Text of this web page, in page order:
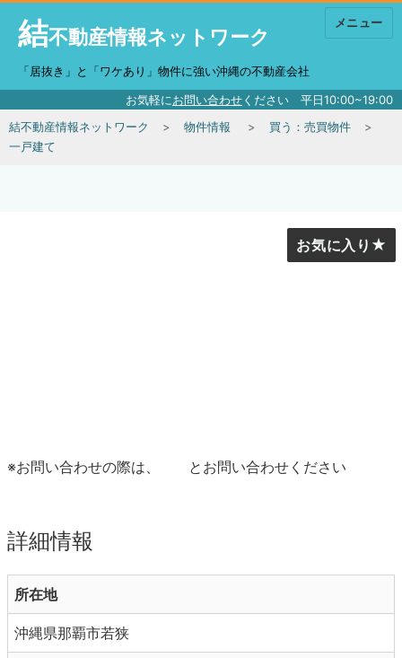
結不動産情報ネットワーク
「居抜き」と「ワケあり」物件に強い沖縄の不動産会社
お気軽にお問い合わせください 平日10:00~19:00
メニュー
結不動産情報ネットワーク 物件情報
買う：売買物件
一戸建て
お気に入り
※お問い合わせの際は、 とお問い合わせください
詳細情報
所在地
沖縄県那覇市若狭